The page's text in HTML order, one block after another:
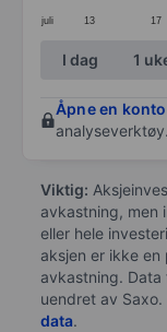
juli 13 17
End of
I dag 1
Åpne en konto
analyseverktøy.
Viktig:
avkastning, men
eller hele
aksjen er ikke
avkastning.
uendret av Saxo.
data.